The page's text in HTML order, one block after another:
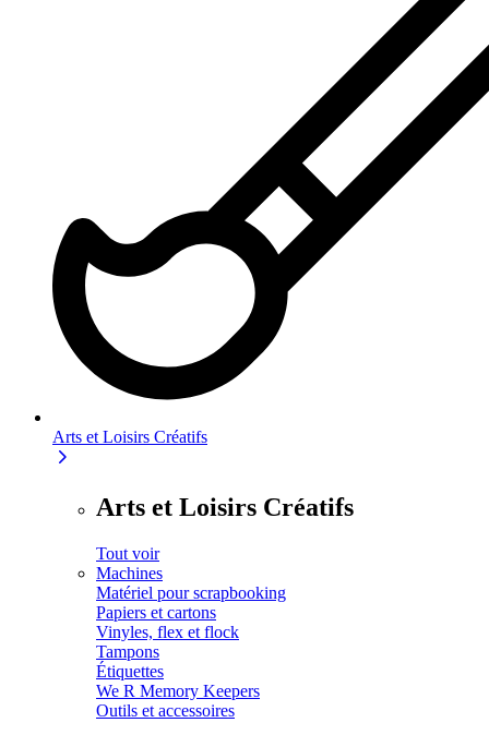
Arts et Loisirs Créatifs
Arts et Loisirs Créatifs
Tout voir
Machines
Matériel pour scrapbooking
Papiers et cartons
Vinyles, flex et flock
Tampons
Étiquettes
We R Memory Keepers
Outils et accessoires